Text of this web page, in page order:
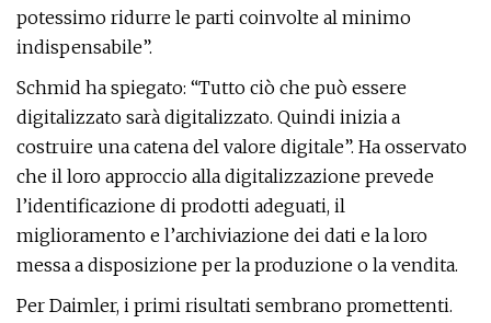
potessimo ridurre le parti coinvolte al minimo
indispensabile”.
Schmid ha spiegato: “Tutto ciò che può essere
digitalizzato sarà digitalizzato. Quindi inizia a
costruire una catena del valore digitale”. Ha osservato
che il loro approccio alla digitalizzazione prevede
l’identificazione di prodotti adeguati, il
miglioramento e l’archiviazione dei dati e la loro
messa a disposizione per la produzione o la vendita.
Per Daimler, i primi risultati sembrano promettenti.